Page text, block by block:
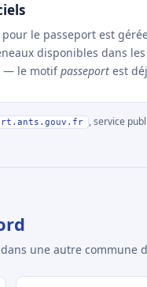
le passeport est
disponibles dans
— le motifpasseport est
, service
une autre commune